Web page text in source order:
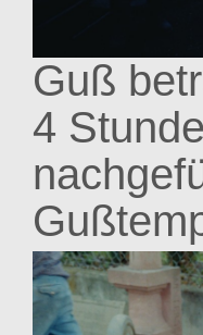
Guß
4